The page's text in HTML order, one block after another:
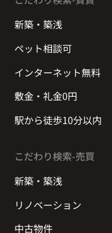
新築・築浅
ペット相談可
インターネット無料
敷金・礼金0円
駅から徒歩10分以内
こだわり検索-売買
新築・築浅
リノベーション
中古物件